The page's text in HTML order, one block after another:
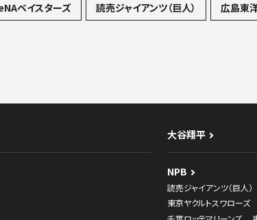
ベイスターズ 読売ジャイアンツ（巨人） 広島東
大谷翔平
NPB
読売ジャイアンツ（巨人）
東京ヤクルトスワローズ